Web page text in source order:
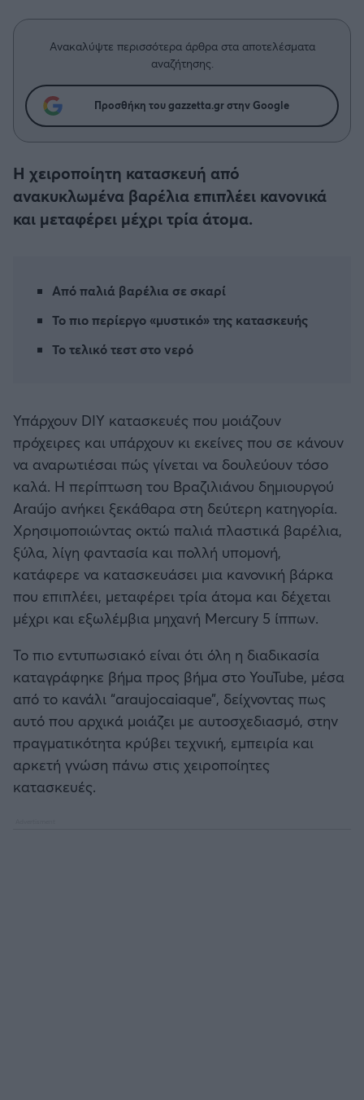
Άρης
ΟΦΗ
Ατρόμητος Αθηνών
Αστέρας Τρίπολης
Παναιτωλικός
Ηρακλής
Μπαρτσελόνα
Ρεάλ Μαδρίτης
Ατλέτικο Μαδρίτης
Μάντσεστερ Γιουνάιτεντ
Λίβερπουλ
Τσέλσι
Άρσεναλ
Μια Ιστορία από την Πόλη
Ανακαλύψτε περισσότερα άρθρα στα αποτελέσματα
αναζήτησης.
Προσθήκη του gazzetta.gr στην Google
Η χειροποίητη κατασκευή από
ανακυκλωμένα βαρέλια επιπλέει κανονικά
και μεταφέρει μέχρι τρία άτομα.
Από παλιά βαρέλια σε σκαρί
Το πιο περίεργο «μυστικό» της κατασκευής
Το τελικό τεστ στο νερό
Υπάρχουν DIY κατασκευές που μοιάζουν
πρόχειρες και υπάρχουν κι εκείνες που σε κάνουν
να αναρωτιέσαι πώς γίνεται να δουλεύουν τόσο
καλά. Η περίπτωση του Βραζιλιάνου δημιουργού
Araújo ανήκει ξεκάθαρα στη δεύτερη κατηγορία.
Χρησιμοποιώντας οκτώ παλιά πλαστικά βαρέλια,
ξύλα, λίγη φαντασία και πολλή υπομονή,
κατάφερε να κατασκευάσει μια κανονική βάρκα
που επιπλέει, μεταφέρει τρία άτομα και δέχεται
μέχρι και εξωλέμβια μηχανή Mercury 5 ίππων.
Το πιο εντυπωσιακό είναι ότι όλη η διαδικασία
καταγράφηκε βήμα προς βήμα στο YouTube, μέσα
από το κανάλι “araujocaiaque”, δείχνοντας πως
αυτό που αρχικά μοιάζει με αυτοσχεδιασμό, στην
πραγματικότητα κρύβει τεχνική, εμπειρία και
αρκετή γνώση πάνω στις χειροποίητες
κατασκευές.